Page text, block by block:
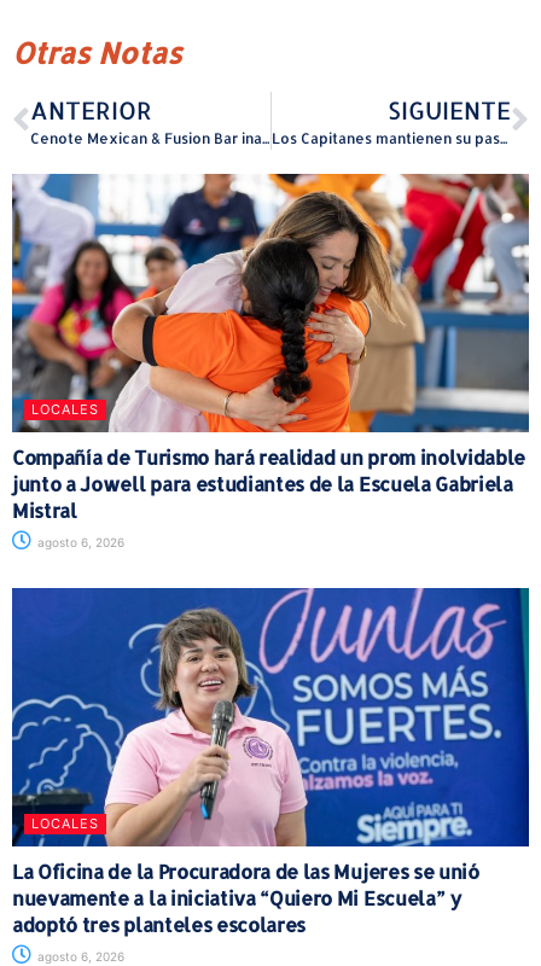
Otras Notas
ANTERIOR
Cenote Mexican & Fusion Bar inaugura en Fajardo con innovadora propuesta gastronómica y una inversión de $800 mil
SIGUIENTE
Los Capitanes mantienen su paso arrollador
LOCALES
Compañía de Turismo hará realidad un prom inolvidable
junto a Jowell para estudiantes de la Escuela Gabriela
Mistral
agosto 6, 2026
LOCALES
La Oficina de la Procuradora de las Mujeres se unió
nuevamente a la iniciativa “Quiero Mi Escuela” y
adoptó tres planteles escolares
agosto 6, 2026